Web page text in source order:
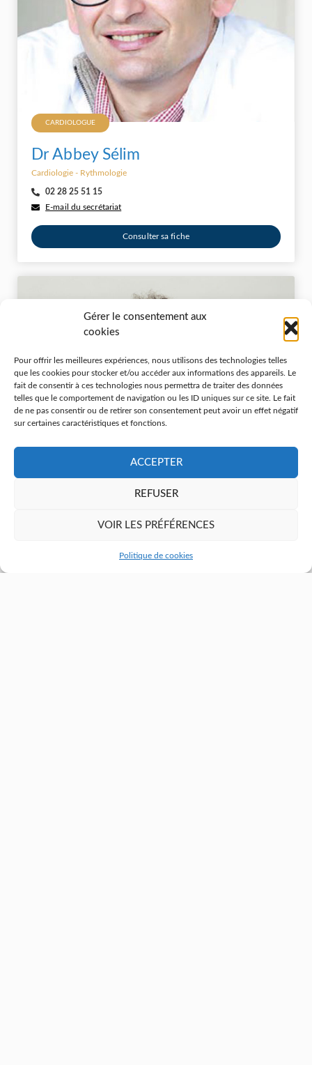
Gérer le consentement aux
cookies
Pour offrir les meilleures expériences, nous utilisons des technologies telles
que les cookies pour stocker et/ou accéder aux informations des appareils. Le
fait de consentir à ces technologies nous permettra de traiter des données
telles que le comportement de navigation ou les ID uniques sur ce site. Le fait
de ne pas consentir ou de retirer son consentement peut avoir un effet négatif
sur certaines caractéristiques et fonctions.
ACCEPTER
REFUSER
VOIR LES PRÉFÉRENCES
Politique de cookies
CARDIOLOGUE
Dr Abbey Sélim
Cardiologie - Rythmologie
02 28 25 51 15
E-mail du secrétariat
Consulter sa fiche
CHIRURGIEN DIGESTIF